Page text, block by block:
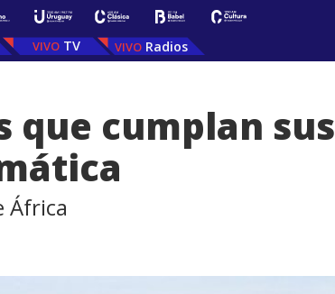
TV Radios
que cumplan sus
África